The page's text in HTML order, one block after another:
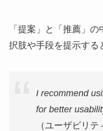
「提案」と「推薦」
択肢や手段を提示する
I recommend
for better
（ユーザビリ